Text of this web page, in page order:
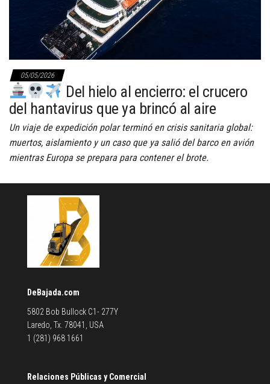
05/05/2026
Del hielo al encierro: el crucero
del hantavirus que ya brincó al aire
Un viaje de expedición polar terminó en crisis sanitaria global:
muertos, aislamiento y un caso que ya salió del barco en avión
mientras Europa se prepara para contener el brote.
DeBajada.com
5802 Bob Bullock C1- 277Y
Laredo, Tx. 78041, USA
1 (281) 968 1661
Relaciones Públicas y Comercial